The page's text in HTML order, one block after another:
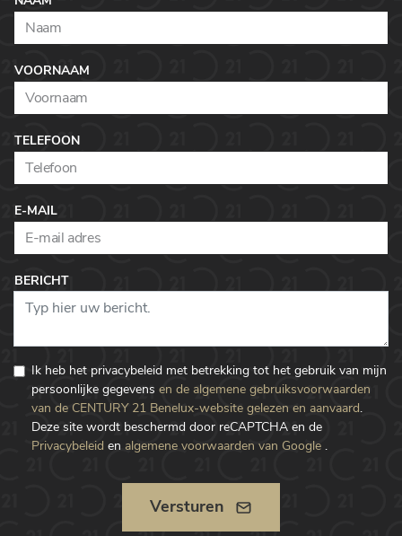
VOORNAAM
TELEFOON
E-MAIL
BERICHT
Ik heb het privacybeleid met betrekking tot het gebruik van mijn
persoonlijke gegevens en de algemene gebruiksvoorwaarden
van de CENTURY 21 Benelux-website gelezen en aanvaard.
Deze site wordt beschermd door reCAPTCHA en de
Privacybeleid en algemene voorwaarden van Google .
Versturen